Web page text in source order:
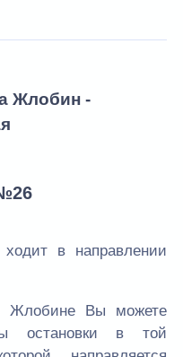
Жлобин -
в направлении
Жлобине Вы можете
остановки в той